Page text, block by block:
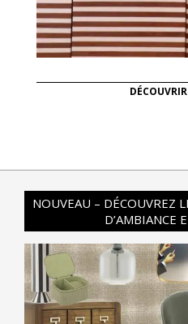
NOUVEAU – DÉCOUVREZ
D’AMBIANCE